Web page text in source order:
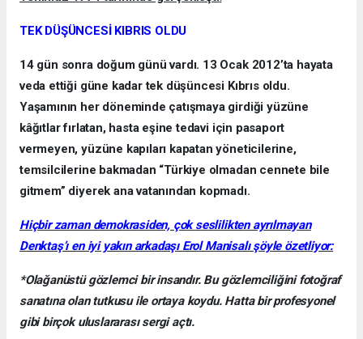
TEK DÜŞÜNCESİ KIBRIS OLDU
14 gün sonra doğum günü vardı. 13 Ocak 2012’ta hayata
veda ettiği güne kadar tek düşüncesi Kıbrıs oldu.
Yaşamının her döneminde çatışmaya girdiği yüzüne
kâğıtlar fırlatan, hasta eşine tedavi için pasaport
vermeyen, yüzüne kapıları kapatan yöneticilerine,
temsilcilerine bakmadan “Türkiye olmadan cennete bile
gitmem” diyerek ana vatanından kopmadı.
Hiçbir zaman demokrasiden, çok seslilikten ayrılmayan
Denktaş’ı en iyi yakın arkadaşı Erol Manisalı şöyle özetliyor:
*Olağanüstü gözlemci bir insandır. Bu gözlemciliğini fotoğraf
sanatına olan tutkusu ile ortaya koydu. Hatta bir profesyonel
gibi birçok uluslararası sergi açtı.